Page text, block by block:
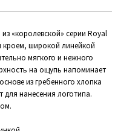
«королевской» серии Royal
кроем, широкой линейкой
мягкого и нежного
на ощупь напоминает
из гребенного хлопка
для нанесения логотипа.